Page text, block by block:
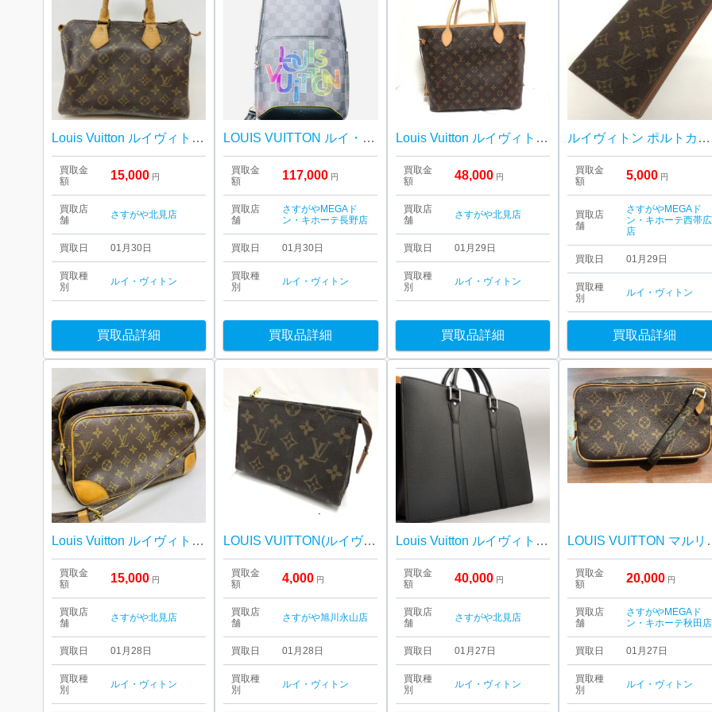
Louis Vuitton ルイヴィトン スピーディ
買取金
額
15,000 円
買取店
舗
さすがや北見店
買取日 01月30日
買取種
別
ルイ・ヴィトン
買取品詳細
LOUIS VUITTON ルイ・ヴィトン アヴェニュー ダミエグラフィット
買取金
額
117,000 円
買取店
舗
さすがやMEGAド
ン・キホーテ長野店
買取日 01月30日
買取種
別
ルイ・ヴィトン
買取品詳細
Louis Vuitton ルイヴィトン ネバーフル
買取金
額
48,000 円
買取店
舗
さすがや北見店
買取日 01月29日
買取種
別
ルイ・ヴィトン
買取品詳細
ルイヴィトン ポルトカルトクレディ 長財布
買取金
額
5,000 円
買取店
舗
さすがやMEGAド
ン・キホーテ西帯広
店
買取日 01月29日
買取種
別
ルイ・ヴィトン
買取品詳細
Louis Vuitton ルイヴィトン ナイル
買取金
額
15,000 円
買取店
舗
さすがや北見店
買取日 01月28日
買取種
別
ルイ・ヴィトン
LOUIS VUITTON(ルイヴィトン) モノグラム ポッシュトワレット15
買取金
額
4,000 円
買取店
舗
さすがや旭川永山店
買取日 01月28日
買取種
別
ルイ・ヴィトン
Louis Vuitton ルイヴィトン タイガ ポルトドキュマン
買取金
額
40,000 円
買取店
舗
さすがや北見店
買取日 01月27日
買取種
別
ルイ・ヴィトン
LOUIS
買取金
額
20,000 円
買取店
舗
さすがやMEGAド
ン・キホーテ秋田店
買取日 01月27日
買取種
別
ルイ・ヴィトン